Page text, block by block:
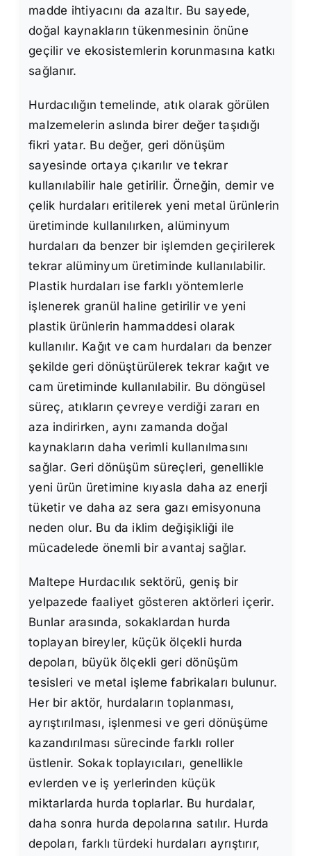
madde ihtiyacını da azaltır. Bu sayede,
doğal kaynakların tükenmesinin önüne
geçilir ve ekosistemlerin korunmasına katkı
sağlanır.
Hurdacılığın temelinde, atık olarak görülen
malzemelerin aslında birer değer taşıdığı
fikri yatar. Bu değer, geri dönüşüm
sayesinde ortaya çıkarılır ve tekrar
kullanılabilir hale getirilir. Örneğin, demir ve
çelik hurdaları eritilerek yeni metal ürünlerin
üretiminde kullanılırken, alüminyum
hurdaları da benzer bir işlemden geçirilerek
tekrar alüminyum üretiminde kullanılabilir.
Plastik hurdaları ise farklı yöntemlerle
işlenerek granül haline getirilir ve yeni
plastik ürünlerin hammaddesi olarak
kullanılır. Kağıt ve cam hurdaları da benzer
şekilde geri dönüştürülerek tekrar kağıt ve
cam üretiminde kullanılabilir. Bu döngüsel
süreç, atıkların çevreye verdiği zararı en
aza indirirken, aynı zamanda doğal
kaynakların daha verimli kullanılmasını
sağlar. Geri dönüşüm süreçleri, genellikle
yeni ürün üretimine kıyasla daha az enerji
tüketir ve daha az sera gazı emisyonuna
neden olur. Bu da iklim değişikliği ile
mücadelede önemli bir avantaj sağlar.
Maltepe Hurdacılık sektörü, geniş bir
yelpazede faaliyet gösteren aktörleri içerir.
Bunlar arasında, sokaklardan hurda
toplayan bireyler, küçük ölçekli hurda
depoları, büyük ölçekli geri dönüşüm
tesisleri ve metal işleme fabrikaları bulunur.
Her bir aktör, hurdaların toplanması,
ayrıştırılması, işlenmesi ve geri dönüşüme
kazandırılması sürecinde farklı roller
üstlenir. Sokak toplayıcıları, genellikle
evlerden ve iş yerlerinden küçük
miktarlarda hurda toplarlar. Bu hurdalar,
daha sonra hurda depolarına satılır. Hurda
depoları, farklı türdeki hurdaları ayrıştırır,